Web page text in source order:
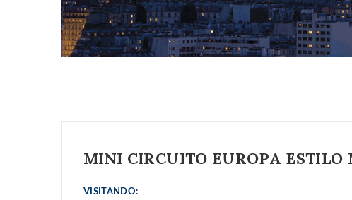
MINI CIRCUITO EUROPA ESTILO
VISITANDO: